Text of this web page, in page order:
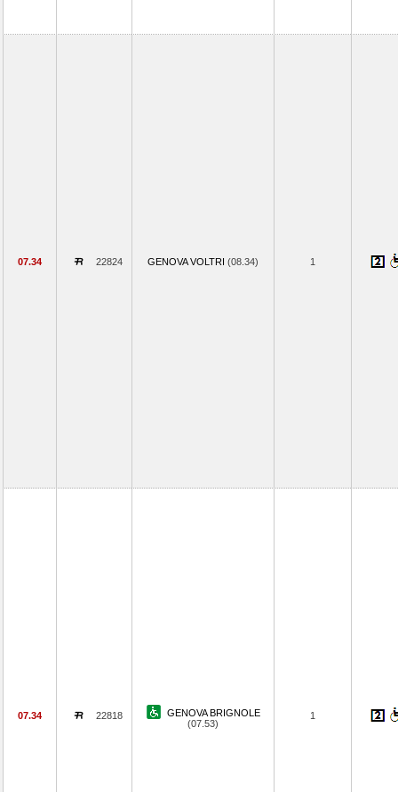
07.34 22824 GENOVA VOLTRI (08.34) 1
07.34 22818
GENOVA BRIGNOLE
(07.53)
1